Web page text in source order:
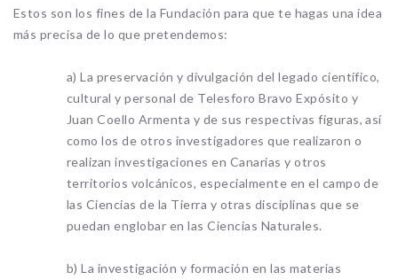
Estos son los fines de la Fundación para que te hagas una idea
más precisa de lo que pretendemos:
a) La preservación y divulgación del legado científico,
cultural y personal de Telesforo Bravo Expósito y
Juan Coello Armenta y de sus respectivas figuras, así
como los de otros investigadores que realizaron o
realizan investigaciones en Canarias y otros
territorios volcánicos, especialmente en el campo de
las Ciencias de la Tierra y otras disciplinas que se
puedan englobar en las Ciencias Naturales.
b) La investigación y formación en las materias